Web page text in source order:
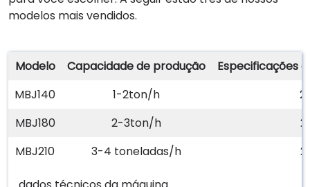
modelos mais vendidos.
Modelo Capacidade de produção
Especificações
MBJ140
1-2ton/h
MBJ180
2-3ton/h
MBJ210
3-4 toneladas/h